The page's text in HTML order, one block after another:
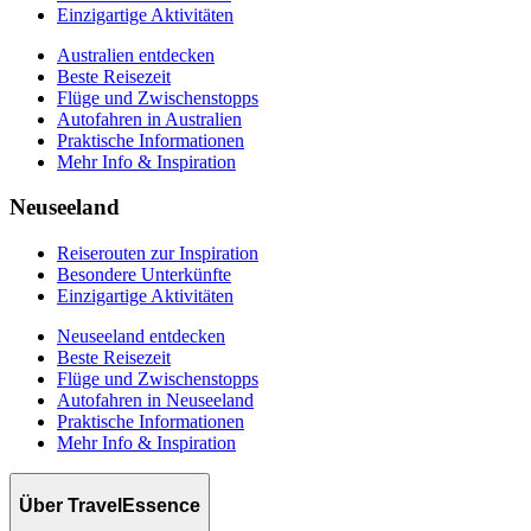
Einzigartige Aktivitäten
Australien entdecken
Beste Reisezeit
Flüge und Zwischenstopps
Autofahren in Australien
Praktische Informationen
Mehr Info & Inspiration
Neuseeland
Reiserouten zur Inspiration
Besondere Unterkünfte
Einzigartige Aktivitäten
Neuseeland entdecken
Beste Reisezeit
Flüge und Zwischenstopps
Autofahren in Neuseeland
Praktische Informationen
Mehr Info & Inspiration
Über TravelEssence